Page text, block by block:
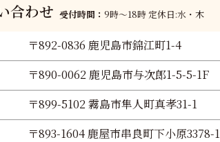
合わせ 受付時間： 9時〜18時 定休日:水・木
〒892-0836 鹿児島市錦江町1-4
〒890-0062 鹿児島市与次郎1-5-5-1F
〒899-5102 霧島市隼人町真孝31-1
〒893-1604 鹿屋市串良町下小原3378-1